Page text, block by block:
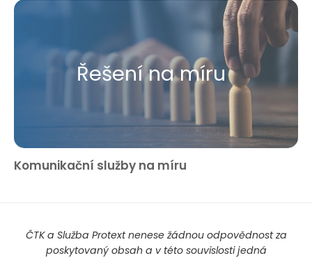
Řešení na míru
Komunikační služby na míru
ČTK a Služba Protext nenese žádnou odpovědnost za
poskytovaný obsah a v této souvislosti jedná